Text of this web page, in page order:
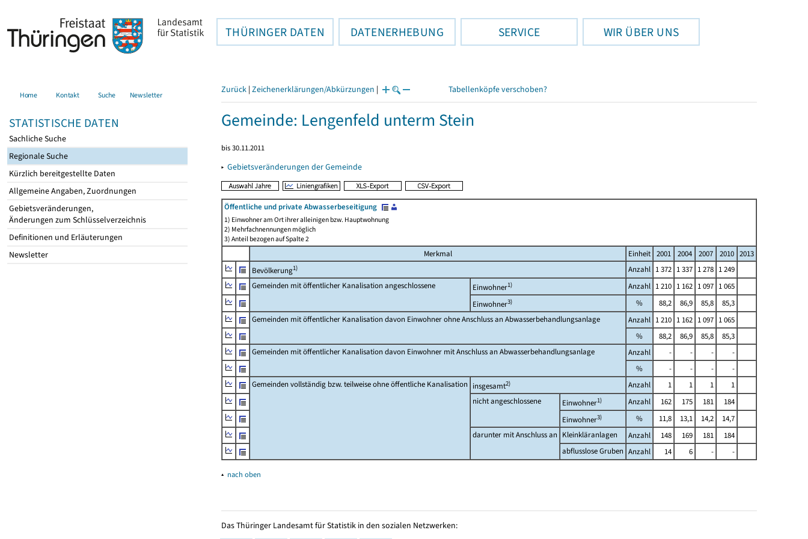
THÜRINGER DATEN DATENERHEBUNG SERVICE WIR ÜBER UNS
Home Kontakt Suche Newsletter
STATISTISCHE DATEN
Sachliche Suche
Regionale Suche
Kürzlich bereitgestellte Daten
Allgemeine Angaben, Zuordnungen
Gebietsveränderungen,
Änderungen zum Schlüsselverzeichnis
Definitionen und Erläuterungen
Newsletter
Zurück | Zeichenerklärungen/Abkürzungen | Tabellenköpfe verschoben?
Gemeinde: Lengenfeld unterm Stein
bis 30.11.2011
▸ Gebietsveränderungen der Gemeinde
Öffentliche und private Abwasserbeseitigung
1) Einwohner am Ort ihrer alleinigen bzw. Hauptwohnung
2) Mehrfachnennungen möglich
3) Anteil bezogen auf Spalte 2
Merkmal Einheit 2001 2004 2007 2010 2013
Bevölkerung1) Anzahl 1 372 1 337 1 278 1 249
Gemeinden mit öffentlicher Kanalisation angeschlossene
Einwohner1) Anzahl 1 210 1 162 1 097 1 065
Einwohner3) % 88,2 86,9 85,8
85,3
Gemeinden mit öffentlicher Kanalisation davon Einwohner ohne Anschluss an Abwasserbehandlungsanlage
Anzahl 1 210 1 162 1 097 1 065
%
88,2 86,9 85,8
85,3
Gemeinden mit öffentlicher Kanalisation davon Einwohner mit Anschluss an Abwasserbehandlungsanlage
Anzahl - - -
-
%
- - -
-
Gemeinden vollständig bzw. teilweise ohne öffentliche Kanalisation insgesamt2) Anzahl 1 1 1
1
nicht angeschlossene
Einwohner1) Anzahl 162 175 181
184
Einwohner3) % 11,8 13,1 14,2
14,7
darunter mit Anschluss an Kleinkläranlagen Anzahl 148 169 181
184
abflusslose Gruben Anzahl 14 6 - -
▴ nach oben
Das Thüringer Landesamt für Statistik in den sozialen Netzwerken: